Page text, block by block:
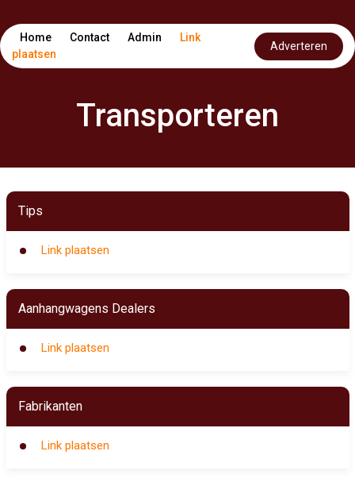
Home Contact Admin
Link
plaatsen
Adverteren
Transporteren
Tips
Link plaatsen
Aanhangwagens Dealers
Link plaatsen
Fabrikanten
Link plaatsen